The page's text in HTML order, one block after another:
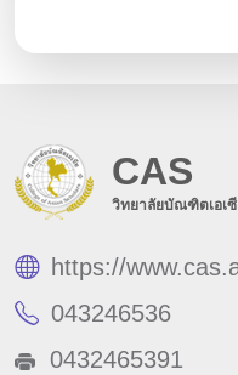
CAS
วิทยาลัยบัณฑิตเอเ
https://
043246536
0432465391